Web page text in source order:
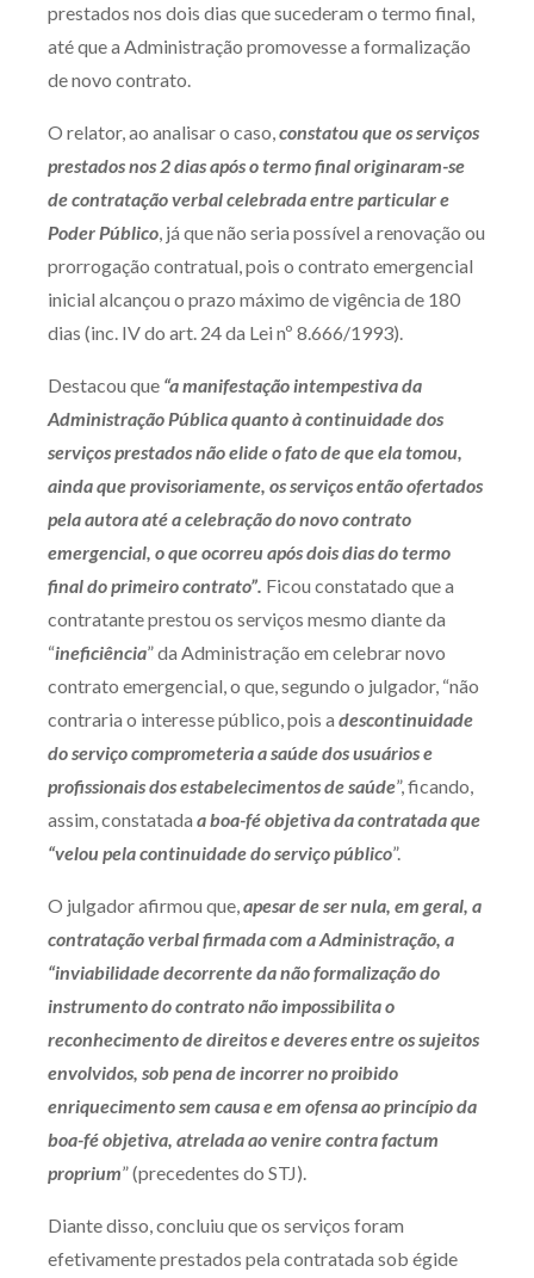
Zênite in Company
Receba por RSS
Av. Sete de Setembro, 4698
Batel Curitiba /PR CEP80240-000
Whatsapp (41) 98881-6616
prestados nos dois dias que sucederam o termo final,
até que a Administração promovesse a formalização
de novo contrato.
O relator, ao analisar o caso,constatou que os serviços
prestados nos 2 dias após o termo final originaram-se
de contratação verbal celebrada entre particular e
Poder Público, já que não seria possível a renovação ou
prorrogação contratual, pois o contrato emergencial
inicial alcançou o prazo máximo de vigência de 180
dias (inc. IV do art. 24 da Lei nº 8.666/1993).
Destacou que “a manifestação intempestiva da
Administração Pública quanto à continuidade dos
serviços prestados não elide o fato de que ela tomou,
ainda que provisoriamente, os serviços então ofertados
pela autora até a celebração do novo contrato
emergencial, o que ocorreu após dois dias do termo
final do primeiro contrato”. Ficou constatado que a
contratante prestou os serviços mesmo diante da
“ineficiência” da Administração em celebrar novo
contrato emergencial, o que, segundo o julgador, “não
contraria o interesse público, pois a descontinuidade
do serviço comprometeria a saúde dos usuários e
profissionais dos estabelecimentos de saúde”, ficando,
assim, constatada a boa-fé objetiva da contratada que
“velou pela continuidade do serviço público”.
O julgador afirmou que,apesar de ser nula, em geral, a
contratação verbal firmada com a Administração, a
“inviabilidade decorrente da não formalização do
instrumento do contrato não impossibilita o
reconhecimento de direitos e deveres entre os sujeitos
envolvidos, sob pena de incorrer no proibido
enriquecimento sem causa e em ofensa ao princípio da
boa-fé objetiva, atrelada aovenire contra factum
proprium” (precedentes do STJ).
Diante disso, concluiu que os serviços foram
efetivamente prestados pela contratada sob égide